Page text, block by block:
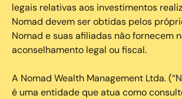
legais relativas aos investimentos
Nomad devem ser obtidas pelos
Nomad e suas afiliadas não fornecem
aconselhamento legal ou fiscal.
A Nomad Wealth Management Ltda.
é uma entidade que atua como